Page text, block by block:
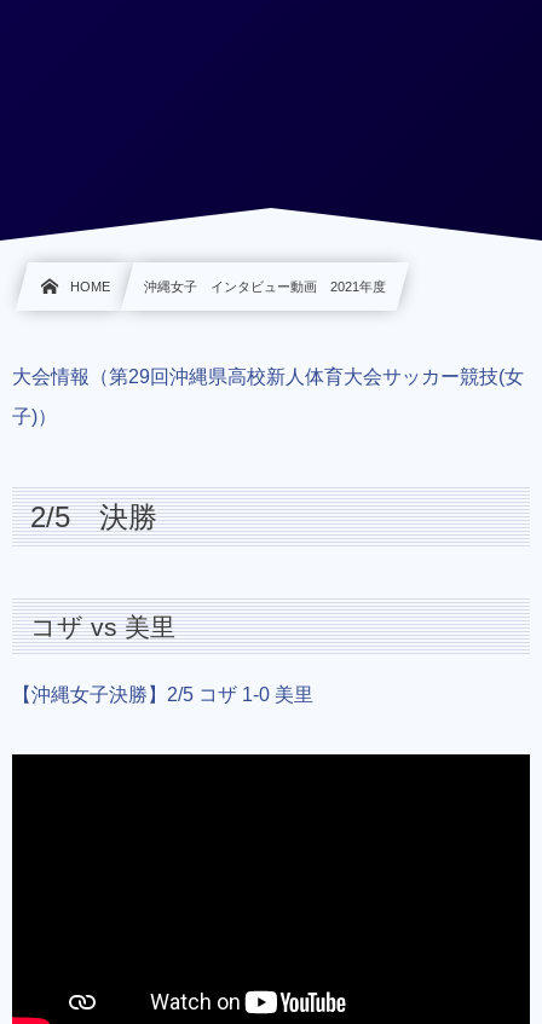
HOME 沖縄女子 インタビュー動画 2021年度
大会情報（第29回沖縄県高校新人体育大会サッカー競技(女
子)）
2/5 決勝
コザ vs 美里
【沖縄女子決勝】2/5 コザ 1-0 美里